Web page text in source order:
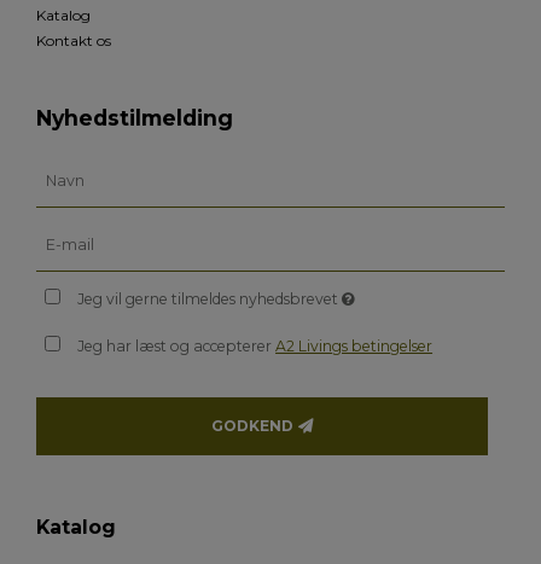
Katalog
Kontakt os
Nyhedstilmelding
Jeg vil gerne tilmeldes nyhedsbrevet
Jeg har læst og acceptererA2 Livings betingelser
GODKEND
Katalog